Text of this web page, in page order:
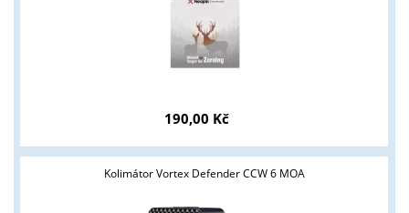
190,00 Kč
Kolimátor Vortex Defender CCW 6 MOA